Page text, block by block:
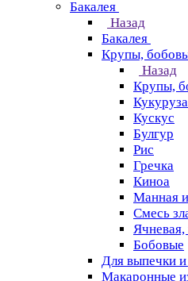
Бакалея
Назад
Бакалея
Крупы,
Назад
Крупы,
Кускус
Булгур
Рис
Гречка
Киноа
Манная
Смесь
Ячневая,
Бобовые
Для выпечки и
Макаронные